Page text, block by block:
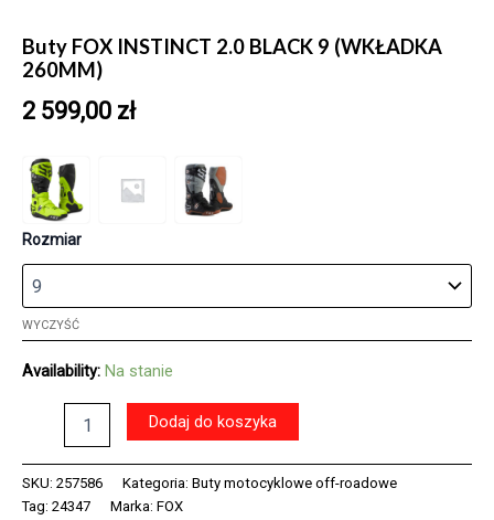
Buty FOX INSTINCT 2.0 BLACK 9 (WKŁADKA
260MM)
2 599,00 zł
Rozmiar
WYCZYŚĆ
Availability: Na stanie
INSTINCT
2.0
Dodaj do koszyka
SKU: 257586 Kategoria: Buty motocyklowe off-roadowe
Tag: 24347 Marka: FOX